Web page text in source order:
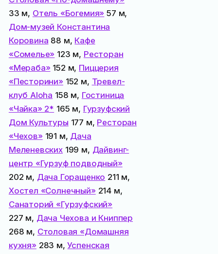
33 м, Отель «Богемия» 57 м,
Дом-музей Константина
Коровина 88 м, Кафе
«Сомелье» 123 м, Ресторан
«Мераба»152 м, Пиццерия
«Песторини»152 м, Тревел-
клуб Aloha 158 м, Гостиница
«Чайка» 2* 165 м, Гурзуфский
Дом Культуры 177 м, Ресторан
«Чехов»191 м, Дача
Меленевских199 м, Дайвинг-
центр «Гурзуф подводный»
202 м, Дача Горащенко 211 м,
Хостел «Солнечный»214 м,
Санаторий «Гурзуфский»
227 м, Дача Чехова и Книппер
268 м, Столовая «Домашняя
кухня»283 м,Успенская